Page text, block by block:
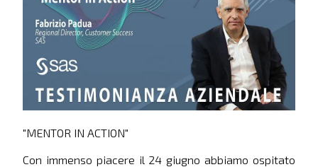
"MENTOR IN ACTION"
Con immenso piacere il 24 giugno abbiamo ospitato